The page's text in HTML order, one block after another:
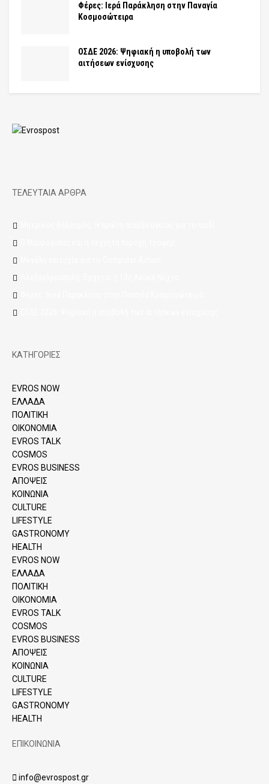
Φέρες: Ιερά Παράκληση στην Παναγία
Κοσμοσώτειρα
ΟΣΔΕ 2026: Ψηφιακή η υποβολή των
αιτήσεων ενίσχυσης
ΤΕΛΕΥΤΑΙΑ ΑΡΘΡΑ
ΚΑΤΗΓΟΡΙΕΣ
EVROS NOW
ΕΛΛΑΔΑ
ΠΟΛΙΤΙΚΗ
ΟΙΚΟΝΟΜΙΑ
EVROS TALK
COSMOS
EVROS BUSINESS
ΑΠΟΨΕΙΣ
ΚΟΙΝΩΝΙΑ
CULTURE
LIFESTYLE
GASTRONOMY
HEALTH
EVROS NOW
ΕΛΛΑΔΑ
ΠΟΛΙΤΙΚΗ
ΟΙΚΟΝΟΜΙΑ
EVROS TALK
COSMOS
EVROS BUSINESS
ΑΠΟΨΕΙΣ
ΚΟΙΝΩΝΙΑ
CULTURE
LIFESTYLE
GASTRONOMY
HEALTH
ΕΠΙΚΟΙΝΩΝΙΑ
info@evrospost.gr